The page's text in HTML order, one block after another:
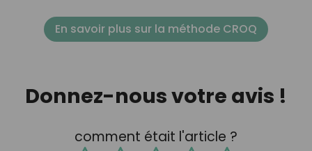
En savoir plus sur la méthode CROQ
Donnez-nous votre avis !
comment était l'article ?